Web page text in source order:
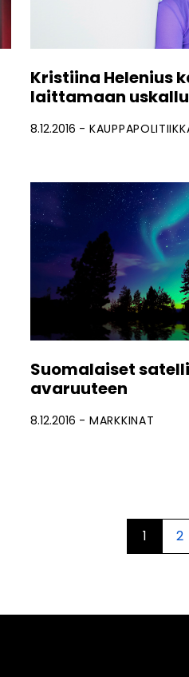
Kristiina Helenius
laittamaan
8.12.2016
Suomalaiset
avaruuteen
8.12.2016 MARKKINAT
1 2